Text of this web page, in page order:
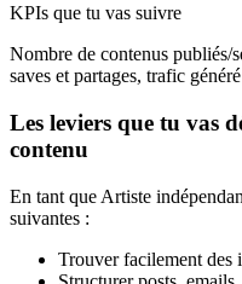
KPIs que tu vas suivre
Nombre de contenus publiés/
saves et partages, trafic généré
Les leviers que tu vas
contenu
En tant que Artiste
suivantes :
Trouver facilement des